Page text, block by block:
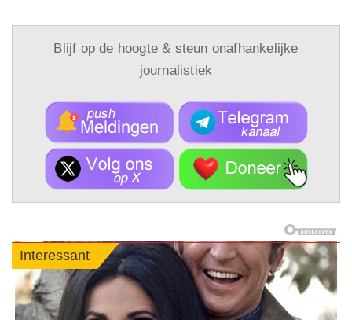
Blijf op de hoogte & steun onafhankelijke
journalistiek
Interessant